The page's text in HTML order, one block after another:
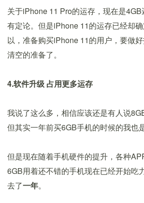
关于iPhone 11 Pro的运存，现在是
有定论。但是iPhone 11的运存已经却
以，准备购买iPhone 11的用户，要做
清空的准备了。
4.软件升级 占用更多运存
我说了这么多，相信应该还是有人说
但其实一年前买6GB手机的时候的我也
但是现在随着手机硬件的提升，各种
6GB用着还不错的手机现在已经开始吃
去了一年。